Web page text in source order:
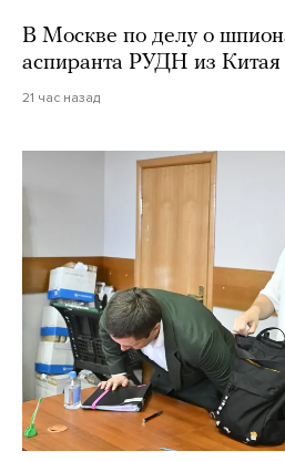
В Москве по делу о
аспиранта РУДН из Китая
21 час назад